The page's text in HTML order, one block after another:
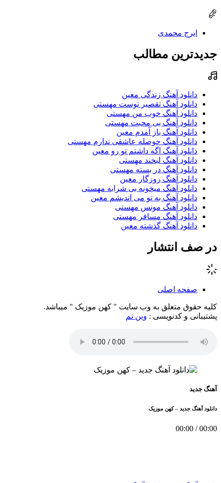
ایرج محمدی
جدیدترین مطالب
دانلود آهنگ زندگی معین
دانلود آهنگ تقصیر توست مهستی
دانلود آهنگ خوب من مهستی
دانلود آهنگ بی محبت مهستی
دانلود آهنگ باز آمدم معین
دانلود آهنگ حوصله عاشقی ندارم مهستی
دانلود آهنگ اگه داشتم تو رو معین
دانلود آهنگ لبخند مهستی
دانلود آهنگ در بسته مهستی
دانلود آهنگ روزگار معین
دانلود آهنگ میخونه بی شرابه مهستی
دانلود آهنگ به تو می اندیشم معین
دانلود آهنگ مونس مهستی
دانلود آهنگ مسافر مهستی
دانلود آهنگ گذشته معین
در صف انتشار
صفحه اصلی
کلیه حقوق متعلق به وب سایت " کهن موزیک " میباشد.
پشتیبانی و کدنویسی : وین تم
آهنگ جدید
دانلود آهنگ جدید – کهن موزیک
00:00
/
00:00